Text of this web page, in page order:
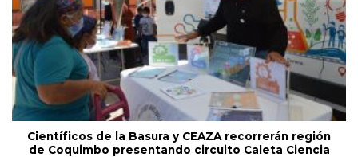
Científicos de la Basura y CEAZA recorrerán región
de Coquimbo presentando circuito Caleta Ciencia